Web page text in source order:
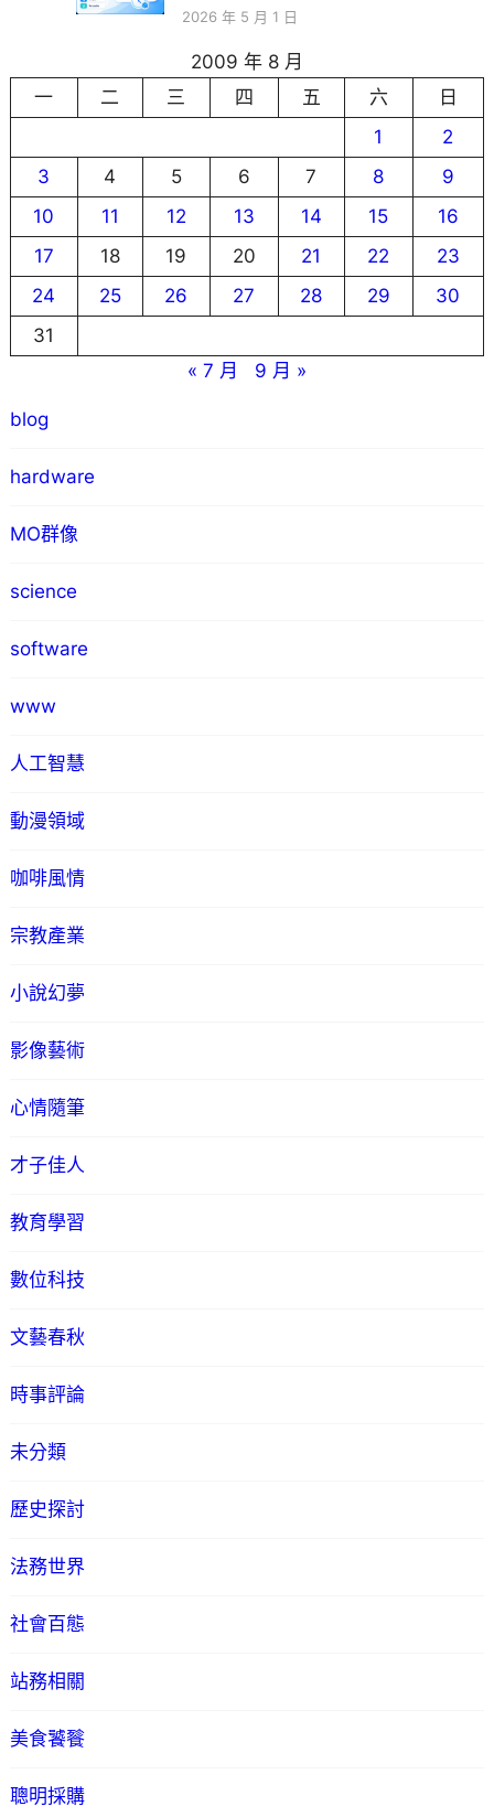
2026 年 5 月 1 日
2009 年 8 月
一
二 三 四 五 六
日
1
2
3
4 5 6 7 8
9
10
11 12 13 14 15
16
17
18 19 20 21 22
23
24
25 26 27 28 29
30
31
« 7 月
9 月 »
blog
hardware
MO群像
science
software
www
人工智慧
動漫領域
咖啡風情
宗教產業
小說幻夢
影像藝術
心情隨筆
才子佳人
教育學習
數位科技
文藝春秋
時事評論
未分類
歷史探討
法務世界
社會百態
站務相關
美食饕餮
聰明採購